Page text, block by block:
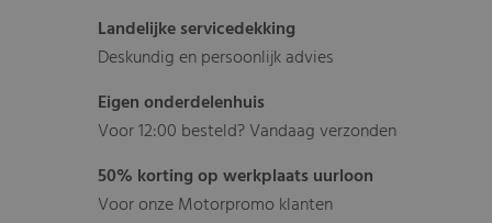
Landelijke servicedekking
Deskundig en persoonlijk advies
Eigen onderdelenhuis
Voor 12:00 besteld? Vandaag verzonden
50% korting op werkplaats uurloon
Voor onze Motorpromo klanten